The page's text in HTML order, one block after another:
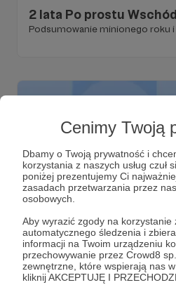
Cenimy Twoją
Dbamy o Twoją prywatność i
korzystania z naszych usług czuł
poniżej prezentujemy Ci
zasadach przetwarzania przez
osobowych.
Aby wyrazić zgody na korzystanie
automatycznego śledzenia i
informacji na Twoim urządzeniu
przechowywanie przez Crowd8
zewnętrzne, które wspierają nas
kliknij AKCEPTUJĘ I
2 lata Po prostu Wschód
Podsumowanie minionego roku i
03.07.2021 ● Brak komentarzy
Podsumowanie roku
W związku z tym, że 2 lipca mój